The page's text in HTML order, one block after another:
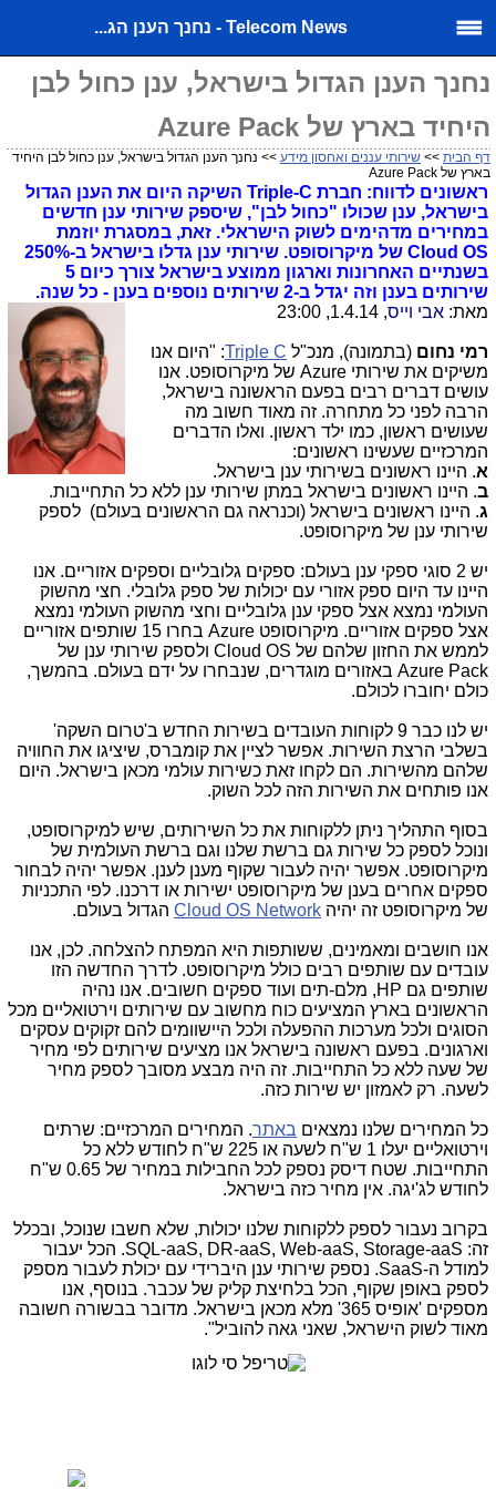
Telecom News - נחנך הענן הג...
נחנך הענן הגדול בישראל, ענן כחול לבן
היחיד בארץ של Azure Pack
דף הבית >> שירותי עננים ואחסון מידע >> נחנך הענן הגדול בישראל, ענן כחול לבן היחיד
בארץ של Azure Pack
ראשונים לדווח: חברת Triple-C השיקה היום את הענן הגדול
בישראל, ענן שכולו "כחול לבן", שיספק שירותי ענן חדשים
במחירים מדהימים לשוק הישראלי. זאת, במסגרת יוזמת
Cloud OS של מיקרוסופט. שירותי ענן גדלו בישראל ב-250%
בשנתיים האחרונות וארגון ממוצע בישראל צורך כיום 5
שירותים בענן וזה יגדל ב-2 שירותים נוספים בענן - כל שנה.
מאת: אבי וייס, 1.4.14, 23:00
רמי נחום (בתמונה), מנכ"ל Triple C: "היום אנו
משיקים את שירותי Azure של מיקרוסופט. אנו
עושים דברים רבים בפעם הראשונה בישראל,
הרבה לפני כל מתחרה. זה מאוד חשוב מה
שעושים ראשון, כמו ילד ראשון. ואלו הדברים
המרכזיים שעשינו ראשונים:
א. היינו ראשונים בשירותי ענן בישראל.
ב. היינו ראשונים בישראל במתן שירותי ענן ללא כל התחייבות.
ג. היינו ראשונים בישראל (וכנראה גם הראשונים בעולם) לספק
שירותי ענן של מיקרוסופט.
יש 2 סוגי ספקי ענן בעולם: ספקים גלובליים וספקים אזוריים. אנו
היינו עד היום ספק אזורי עם יכולות של ספק גלובלי. חצי מהשוק
העולמי נמצא אצל ספקי ענן גלובליים וחצי מהשוק העולמי נמצא
אצל ספקים אזוריים. מיקרוסופט Azure בחרו 15 שותפים אזוריים
לממש את החזון שלהם של Cloud OS ולספק שירותי ענן של
Azure Pack באזורים מוגדרים, שנבחרו על ידם בעולם. בהמשך,
כולם יחוברו לכולם.
יש לנו כבר 9 לקוחות העובדים בשירות החדש ב'טרום השקה'
בשלבי הרצת השירות. אפשר לציין את קומברס, שיציגו את החוויה
שלהם מהשירות. הם לקחו זאת כשירות עולמי מכאן בישראל. היום
אנו פותחים את השירות הזה לכל השוק.
בסוף התהליך ניתן ללקוחות את כל השירותים, שיש למיקרוסופט,
ונוכל לספק כל שירות גם ברשת שלנו וגם ברשת העולמית של
מיקרוסופט. אפשר יהיה לעבור שקוף מענן לענן. אפשר יהיה לבחור
ספקים אחרים בענן של מיקרוסופט ישירות או דרכנו. לפי התכניות
של מיקרוסופט זה יהיה Cloud OS Network הגדול בעולם.
אנו חושבים ומאמינים, ששותפות היא המפתח להצלחה. לכן, אנו
עובדים עם שותפים רבים כולל מיקרוסופט. לדרך החדשה הזו
שותפים גם HP, מלם-תים ועוד ספקים חשובים. אנו נהיה
הראשונים בארץ המציעים כוח מחשוב עם שירותים וירטואליים מכל
הסוגים ולכל מערכות ההפעלה ולכל היישוומים להם זקוקים עסקים
וארגונים. בפעם ראשונה בישראל אנו מציעים שירותים לפי מחיר
של שעה ללא כל התחייבות. זה היה מבצע מסובך לספק מחיר
לשעה. רק לאמזון יש שירות כזה.
כל המחירים שלנו נמצאים באתר. המחירים המרכזיים: שרתים
וירטואליים יעלו 1 ש"ח לשעה או 225 ש"ח לחודש ללא כל
התחייבות. שטח דיסק נספק לכל החבילות במחיר של 0.65 ש"ח
לחודש לג'יגה. אין מחיר כזה בישראל.
בקרוב נעבור לספק ללקוחות שלנו יכולות, שלא חשבו שנוכל, ובכלל
זה: SQL-aaS, DR-aaS, Web-aaS, Storage-aaS. הכל יעבור
למודל ה-SaaS. נספק שירותי ענן היברידי עם יכולת לעבור מספק
לספק באופן שקוף, הכל בלחיצת קליק של עכבר. בנוסף, אנו
מספקים 'אופיס 365' מלא מכאן בישראל. מדובר בבשורה חשובה
מאוד לשוק הישראל, שאני גאה להוביל".